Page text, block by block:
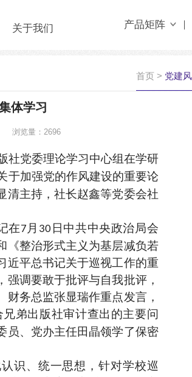
关于我们 产品矩阵
首页 > 党建
体学习
浏览量：2696
社党委理论学习中心组在学研
于加强党的作风建设的重要论
清主持，社长赵鑫等党委会社
在7 月 30 日中共中央政治局会
《整治形式主义为基层减负若
近平总书记关于巡视工作的重
调要敢于批评与自我批评，
务总监张显瑞作重点发言，
兄弟出版社审计查出的主要问
员、党办主任田晶领学了保密
识、统一思想，针对学校巡